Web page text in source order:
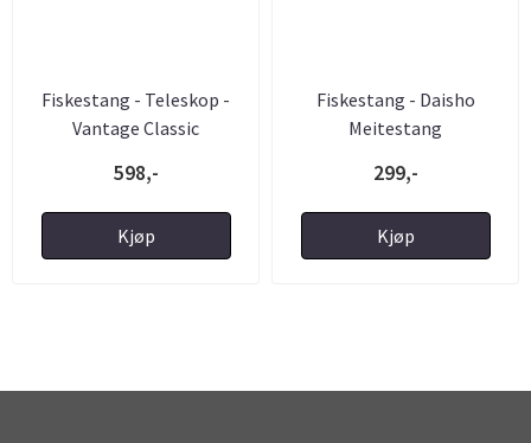
Fiskestang - Teleskop -
Vantage Classic
598,-
Kjøp
Fiskestang - Daisho
Meitestang
299,-
Kjøp